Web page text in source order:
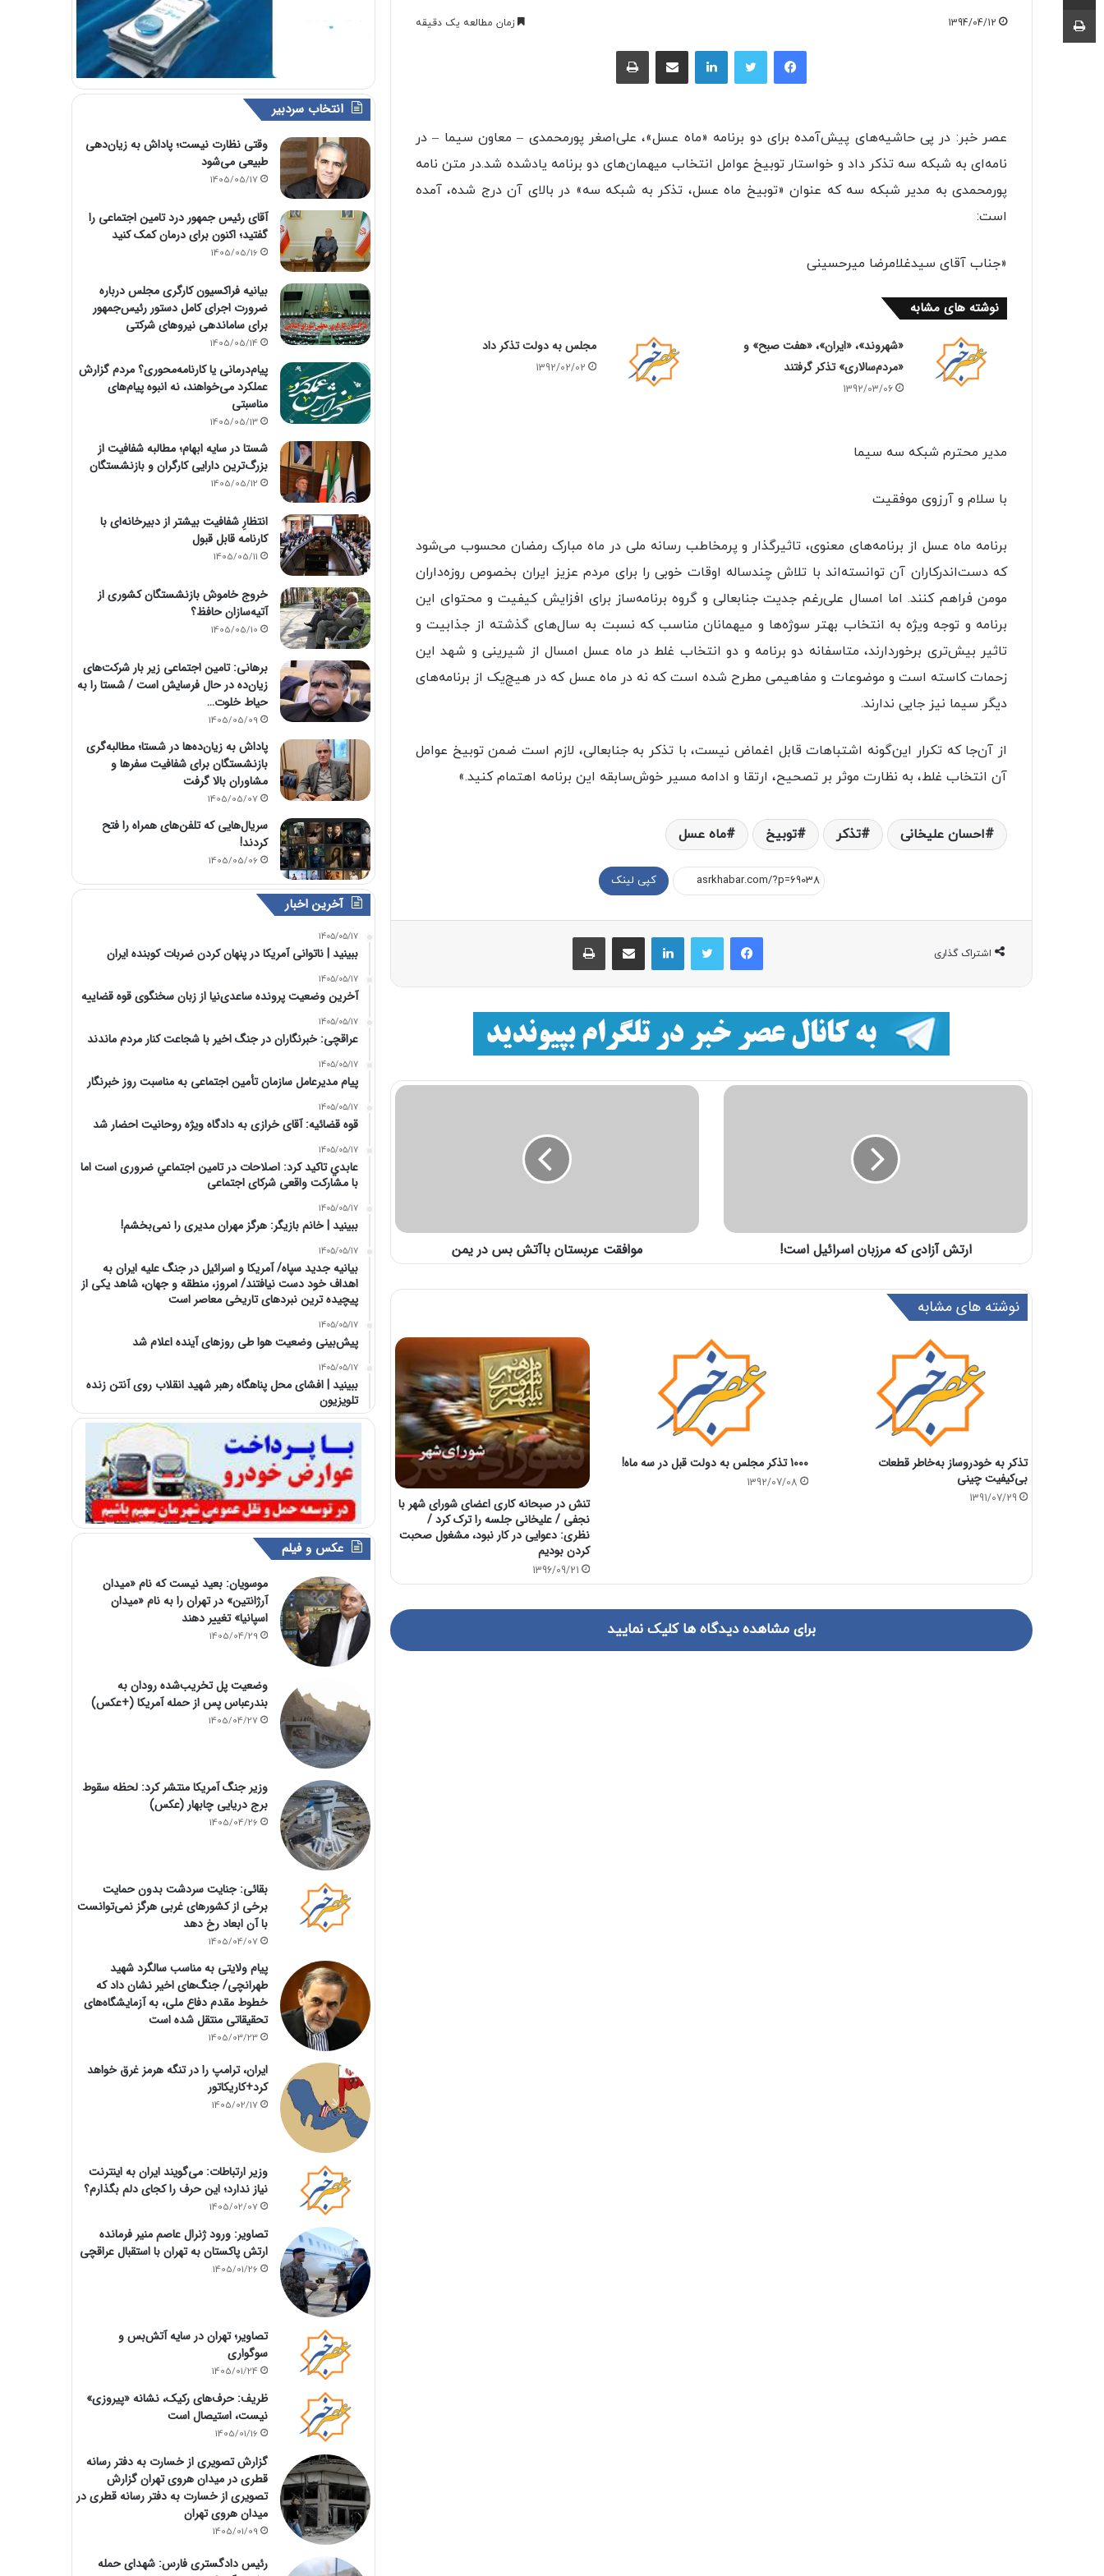
1394/04/12 زمان مطالعه یک دقیقه
فیسبوک لینکداین
عصر خبر: در پی حاشیه‌های پیش‌آمده برای دو برنامه «ماه عسل»، علی‌اصغر پورمحمدی – معاون سیما – در
نامه‌ای به شبکه سه تذکر داد و خواستار توبیخ عوامل انتخاب میهمان‌های دو برنامه یادشده شد.در متن نامه
پورمحمدی به مدیر شبکه سه که عنوان «توبیخ ماه عسل، تذکر به شبکه سه» در بالای آن درج شده، آمده
است:
«جناب آقای سیدغلامرضا میرحسینی
نوشته های مشابه
«شهروند»، «ایران»، «هفت صبح» و
«مردم‌سالاری» تذکر گرفتند
1392/03/06
مجلس به دولت تذکر داد
1392/02/02
مدیر محترم شبکه سه سیما
با سلام و‌ آرزوی موفقیت
برنامه ماه عسل از برنامه‌های معنوی‌، تاثیرگذار و پرمخاطب رسانه ملی در ماه مبارک رمضان محسوب می‌شود
که دست‌اندرکاران آن توانسته‌اند با تلاش چندساله اوقات خوبی را برای مردم عزیز ایران بخصوص روزه‌داران
مومن فراهم کنند. اما امسال علی‌رغم جدیت جنابعالی و گروه برنامه‌ساز برای افزایش کیفیت و محتوای این
برنامه و توجه ویژه‌ به انتخاب بهتر سوژه‌ها و میهمانان مناسب که نسبت به سال‌های گذشته از جذابیت و
تاثیر بیش‌تری برخوردارند، متاسفانه دو برنامه و دو انتخاب غلط در ماه عسل امسال از شیرینی و شهد این
زحمات کاسته است و موضوعات و مفاهیمی مطرح شده است که نه در ماه عسل که در هیچ‌یک از برنامه‌های
دیگر سیما نیز جایی ندارند.
از آن‌جا که تکرار این‌گونه اشتباهات قابل اغماض نیست‌، با تذکر به جنابعالی، لازم است ضمن توبیخ عوامل
آن انتخاب غلط، به نظارت موثر بر تصحیح‌، ارتقا و ادامه مسیر خوش‌سابقه این برنامه اهتمام کنید.»
احسان علیخانی تذکر توبیخ ماه عسل
کپی لینک
اشتراک گذاری
فیسبوک لینکداین
ارتش آزادی که مرزبان اسرائیل است! موافقت عربستان باآتش بس در یمن
نوشته های مشابه
تذکر به خودروساز به‌خاطر قطعات
بی‌کیفیت چینی
1391/07/29
1000 تذکر مجلس به دولت قبل در سه ماه!
1392/07/08
تنش در صبحانه کاری اعضای شورای شهر با
نجفی / علیخانی جلسه را ترک کرد /
نظری: دعوایی در کار نبود، مشغول صحبت
کردن بودیم
1396/09/21
برای مشاهده دیدگاه ها کلیک نمایید
انتخاب سردبیر
وقتی نظارت نیست؛ پاداش به زیان‌دهی
طبیعی می‌شود
1405/05/17
آقای رئیس جمهور درد تامین اجتماعی را
گفتید؛ اکنون برای درمان کمک کنید
1405/05/16
بیانیه فراکسیون کارگری مجلس درباره
ضرورت اجرای کامل دستور رئیس‌جمهور
برای ساماندهی نیروهای شرکتی
1405/05/14
پیام‌درمانی یا کارنامه‌محوری؟ مردم گزارش
عملکرد می‌خواهند، نه انبوه پیام‌های
مناسبتی
1405/05/13
شستا در سایه ابهام؛ مطالبه شفافیت از
بزرگ‌ترین دارایی کارگران و بازنشستگان
1405/05/12
انتظارِ شفافیت بیشتر از دبیرخانه‌ای با
کارنامه قابل قبول
1405/05/11
خروج خاموش بازنشستگان کشوری از
آتیه‌سازان حافظ؟
1405/05/10
برهانی: تامین اجتماعی زیر بار شرکت‌های
زیان‌ده در حال فرسایش است / شستا را به
حیاط خلوت…
1405/05/09
پاداش به زیان‌ده‌ها در شستا؛ مطالبه‌گری
بازنشستگان برای شفافیت سفرها و
مشاوران بالا گرفت
1405/05/07
سریال‌هایی که تلفن‌های همراه را فتح
کردند!
1405/05/06
آخرین اخبار
1405/05/17
‏ببینید | ناتوانی آمریکا در پنهان کردن ضربات کوبنده ایران
1405/05/17
آخرین وضعیت پرونده ساعدی‌نیا از زبان سخنگوی قوه قضاییه
1405/05/17
عراقچی: خبرنگاران در جنگ اخیر با شجاعت کنار مردم ماندند
1405/05/17
پیام مدیرعامل سازمان تأمین اجتماعی به مناسبت روز خبرنگار
1405/05/17
قوه قضائیه: آقای خرازی به دادگاه ویژه روحانیت احضار شد
1405/05/17
عابدي تاكيد كرد: اصلاحات در تامين اجتماعي ضروری است اما
با مشارکت واقعی شرکای اجتماعی
1405/05/17
ببینید | خانم بازیگر: هرگز مهران مدیری را نمی‌بخشم!
1405/05/17
بیانیه جدید سپاه/ آمریکا و اسرائیل در جنگ علیه ایران به
اهداف خود دست نیافتند/ امروز، منطقه و جهان، شاهد یکی از
پیچیده ترین نبردهای تاریخی معاصر است
1405/05/17
پیش‌بینی وضعیت هوا طی روزهای آینده اعلام شد
1405/05/17
ببینید | افشای محل پناهگاه‌ رهبر شهید انقلاب روی آنتن زنده
تلویزیون
عکس و فیلم
موسویان: بعید نیست که نام «میدان
آرژانتین» در تهران را به نام «میدان
اسپانیا» تغییر دهند
1405/04/29
وضعیت پل تخریب‌شده رودان به
بندرعباس پس از حمله آمریکا (+عکس)
1405/04/27
وزیر جنگ آمریکا منتشر کرد: لحظه سقوط
برج دریایی چابهار (عکس)
1405/04/26
بقائی: جنایت سردشت بدون حمایت
برخی از کشورهای غربی هرگز نمی‌توانست
با آن ابعاد رخ دهد
1405/04/07
پیام ولایتی به مناسب سالگرد شهید
طهرانچی/ جنگ‌های اخیر نشان داد که
خطوط مقدم دفاع ملی، به آزمایشگاه‌های
تحقیقاتی منتقل شده است
1405/03/23
ایران، ترامپ را در تنگه هرمز غرق خواهد
کرد+کاریکاتور
1405/02/17
وزیر ارتباطات: می‌گویند ایران به اینترنت
نیاز ندارد؛ این حرف را کجای دلم بگذارم؟
1405/02/07
تصاویر: ورود ژنرال عاصم منیر فرمانده
ارتش پاکستان به تهران با استقبال عراقچی
1405/01/26
تصاویر؛ تهران در سایه آتش‌بس و
سوگواری
1405/01/24
ظریف: حرف‌های رکیک، نشانه «پیروزی»
نیست، استیصال است
1405/01/16
گزارش تصویری از خسارت به دفتر رسانه
قطری در میدان هروی تهران گزارش
تصویری از خسارت به دفتر رسانه قطری در
میدان هروی تهران
1405/01/09
رئیس دادگستری فارس: شهدای حمله